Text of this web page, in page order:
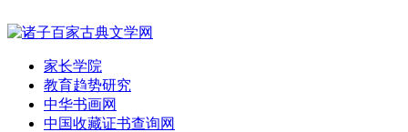
家长学院
教育趋势研究
中华书画网
中国收藏证书查询网